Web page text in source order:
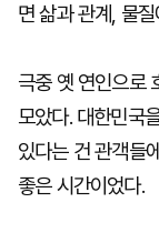
면 삶과 관계, 물
극중 옛 연인으로
모았다. 대한민국
있다는 건 관객들
좋은 시간이었다.